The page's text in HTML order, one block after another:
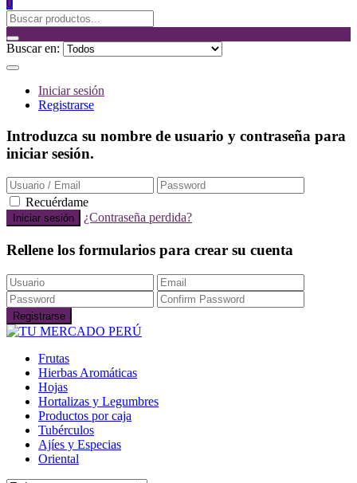
Buscar en:
Iniciar sesión
Registrarse
Introduzca su nombre de usuario y contraseña para
iniciar sesión.
Recuérdame
¿Contraseña perdida?
Rellene los formularios para crear su cuenta
Frutas
Hierbas Aromáticas
Hojas
Hortalizas y Legumbres
Productos por caja
Tubérculos
Ajíes y Especias
Oriental